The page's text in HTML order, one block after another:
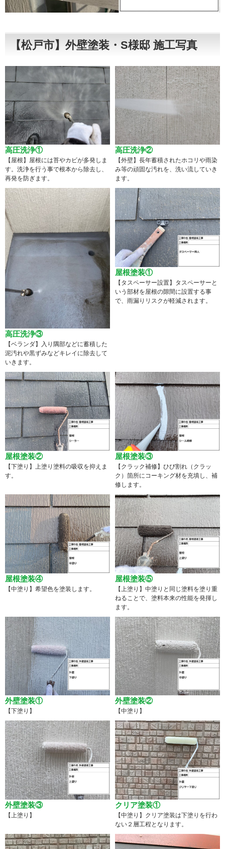
【松戸市】外壁塗装・S様邸 施工写真
高圧洗浄①
【屋根】屋根には苔やカビが多発しま
す。洗浄を行う事で根本から除去し、
再発を防ぎます。
高圧洗浄②
【外壁】長年蓄積されたホコリや雨染
み等の頑固な汚れを、洗い流していき
ます。
高圧洗浄③
【ベランダ】入り隅部などに蓄積した
泥汚れや黒ずみなどキレイに除去して
いきます。
屋根塗装①
【タスペーサー設置】タスペーサーと
いう部材を屋根の隙間に設置する事
で、雨漏りリスクが軽減されます。
屋根塗装②
【下塗り】上塗り塗料の吸収を抑えま
す。
屋根塗装③
【クラック補修】ひび割れ（クラッ
ク）箇所にコーキング材を充填し、補
修します。
屋根塗装④
【中塗り】希望色を塗装します。
屋根塗装⑤
【上塗り】中塗りと同じ塗料を塗り重
ねることで、塗料本来の性能を発揮し
ます。
外壁塗装①
【下塗り】
外壁塗装②
【中塗り】
外壁塗装③
【上塗り】
クリア塗装①
【中塗り】クリア塗装は下塗りを行わ
ない２層工程となります。